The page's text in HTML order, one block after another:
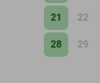
21 22
28 29